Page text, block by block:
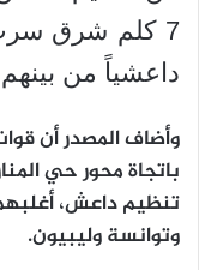
داعشياً من بينهم
وأضاف المصدر أن
تنظيم داعش،
وتوانسة وليبيون.